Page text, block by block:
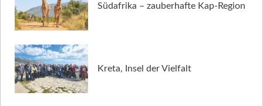
Südafrika – zauberhafte Kap-Region
Kreta, Insel der Vielfalt